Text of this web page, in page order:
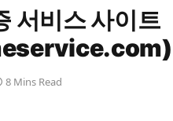
서비스 사이트
8 Mins Read